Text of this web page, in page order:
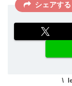
シェアする